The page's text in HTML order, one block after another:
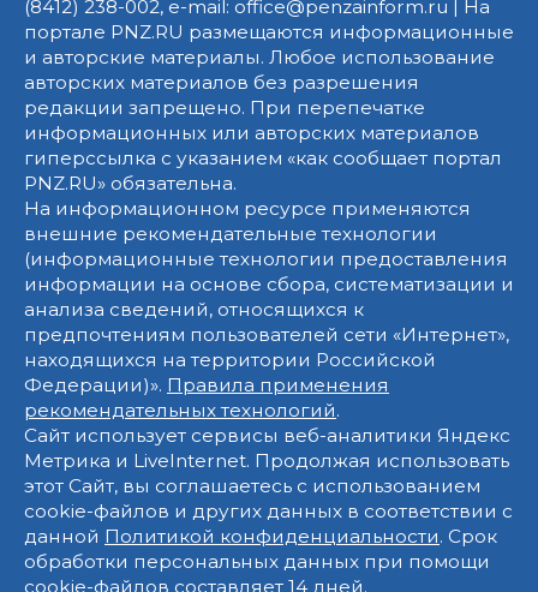
(8412) 238-002, e-mail: office@penzainform.ru | На
портале PNZ.RU размещаются информационные
и авторские материалы. Любое использование
авторских материалов без разрешения
редакции запрещено. При перепечатке
информационных или авторских материалов
гиперссылка с указанием «как сообщает портал
PNZ.RU» обязательна.
На информационном ресурсе применяются
внешние рекомендательные технологии
(информационные технологии предоставления
информации на основе сбора, систематизации и
анализа сведений, относящихся к
предпочтениям пользователей сети «Интернет»,
находящихся на территории Российской
Федерации)». Правила применения
рекомендательных технологий.
Сайт использует сервисы веб-аналитики Яндекс
Метрика и LiveInternet. Продолжая использовать
этот Сайт, вы соглашаетесь с использованием
cookie-файлов и других данных в соответствии с
данной Политикой конфиденциальности. Срок
обработки персональных данных при помощи
cookie-файлов составляет 14 дней.